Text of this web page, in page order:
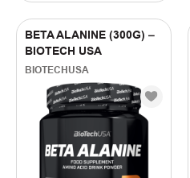
BETA ALANINE (300G) –
BIOTECH USA
BIOTECHUSA